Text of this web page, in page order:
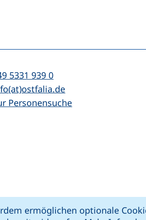
ermöglichen optionale
5331 939 0(startet einen
(öffnet Ihr E-Mail-
Personensuche